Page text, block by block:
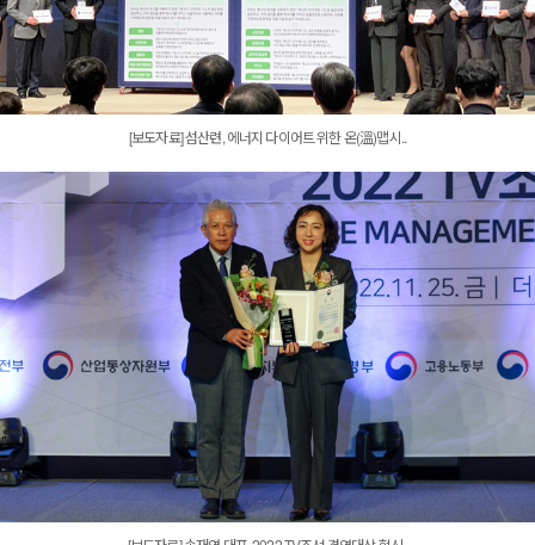
[보도자료] 섬산련, 에너지 다이어트 위한 온(溫)맵시..